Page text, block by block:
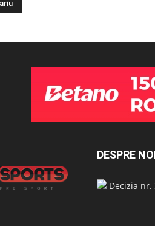
DESPRE
Decizia nr.